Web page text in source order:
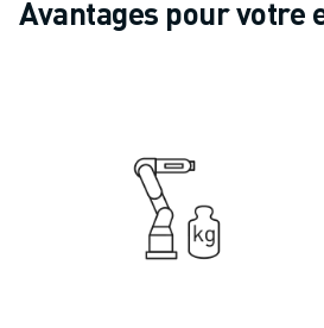
COÛT TOTAL D'UNE ROBOSHOT
LOGICIEL ROBOCUT
ROBOCUT MAINTENANCE PRÉVENTIVE
DURABILITÉ DU ROBOCUT
Avantages pour votre